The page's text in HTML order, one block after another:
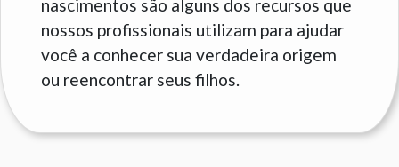
nascimentos são alguns dos recursos que
nossos profissionais utilizam para ajudar
você a conhecer sua verdadeira origem
ou reencontrar seus filhos.